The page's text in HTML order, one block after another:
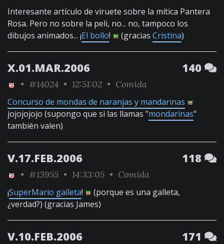
Interesante artículo de viruete sobre la mítica Pantera
Rosa. Pero no sobre la peli, no... no, tampoco los
dibujos animados... ¡El bollo! (gracias Cristina)
X.01.MAR.2006 140
• #14024 • 12:51:02 • Comida
Concurso de mondas de naranjas y mandarinas
jojojojojo (supongo que si las llamas "mondarinas"
también valen)
V.17.FEB.2006 118
• #13955 • 14:33:05 • Comida
¡SuperMario galleta!
(porque es una galleta,
¿verdad?) (gracias James)
V.10.FEB.2006 171